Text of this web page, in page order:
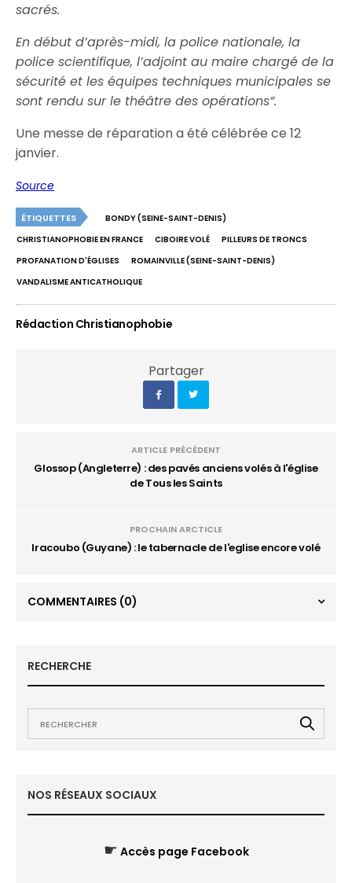
sacrés.
En début d’après-midi, la police nationale, la
police scientifique, l’adjoint au maire chargé de la
sécurité et les équipes techniques municipales se
sont rendu sur le théâtre des opérations”.
Une messe de réparation a été célébrée ce 12
janvier.
Source
ÉTIQUETTES
BONDY (SEINE-SAINT-DENIS)
CHRISTIANOPHOBIE EN FRANCE
CIBOIRE VOLÉ
PILLEURS DE TRONCS
PROFANATION D'ÉGLISES
ROMAINVILLE (SEINE-SAINT-DENIS)
VANDALISME ANTICATHOLIQUE
Rédaction Christianophobie
Partager
ARTICLE PRÉCÉDENT
Glossop (Angleterre) : des pavés anciens volés à l'église
de Tous les Saints
PROCHAIN ARCTICLE
Iracoubo (Guyane) : le tabernacle de l'eglise encore volé
COMMENTAIRES (0)
RECHERCHE
NOS RÉSEAUX SOCIAUX
☛ Accès page Facebook